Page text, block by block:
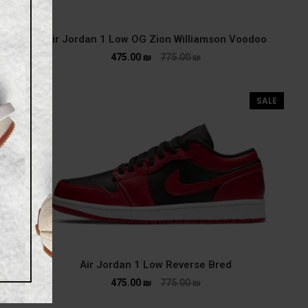
Air Jordan 1 Low OG Zion Williamson Voodoo
775.00₪
475.00 ₪
SALE
Air Jordan 1 Low Reverse Bred
775.00₪
475.00 ₪